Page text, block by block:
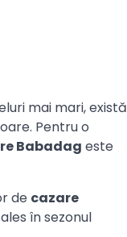
mai mari, există
Pentru o
Babadag este
de cazare
în sezonul